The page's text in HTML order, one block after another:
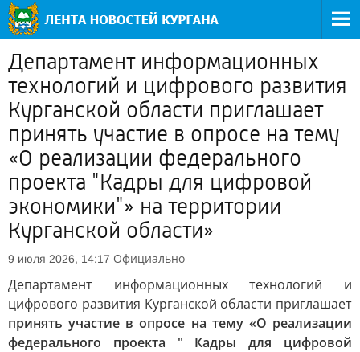
Департамент информационных
технологий и цифрового развития
Курганской области приглашает
принять участие в опросе на тему
«О реализации федерального
проекта "Кадры для цифровой
экономики"» на территории
Курганской области»
9 июля 2026, 14:17 Официально
Департамент информационных технологий и
цифрового развития Курганской области приглашает
принять участие в опросе на тему «О реализации
федерального проекта " Кадры для цифровой